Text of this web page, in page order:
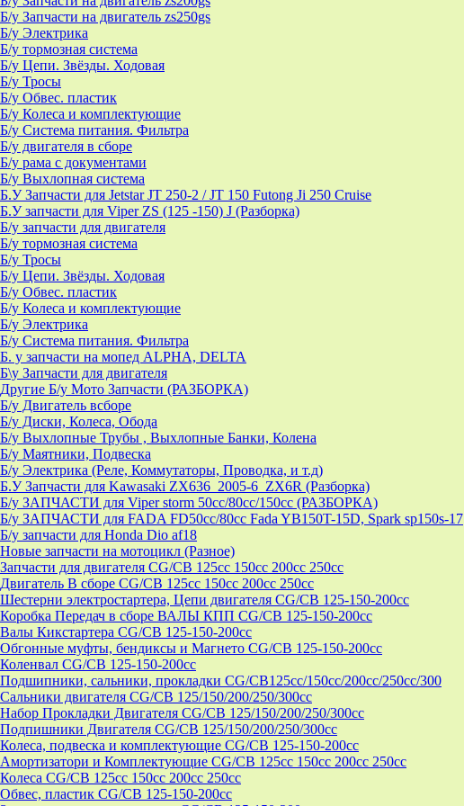
Б/у Запчасти на двигатель zs250gs
Б/у Электрика
Б/у тормозная система
Б/у Цепи. Звёзды. Ходовая
Б/у Тросы
Б/у Обвес. пластик
Б/у Колеса и комплектующие
Б/у Система питания. Фильтра
Б/у двигателя в сборе
Б/у рама с документами
Б/у Выхлопная система
Б.У Запчасти для Jetstar JT 250-2 / JT 150 Futong Ji 250 Cruise
Б.У запчасти для Viper ZS (125 -150) J (Разборка)
Б/у запчасти для двигателя
Б/у тормозная система
Б/у Тросы
Б/у Цепи. Звёзды. Ходовая
Б/у Обвес. пластик
Б/у Колеса и комплектующие
Б/у Электрика
Б/у Система питания. Фильтра
Б. у запчасти на мопед ALPHA, DELTA
Б\у Запчасти для двигателя
Другие Б/у Мото Запчасти (РАЗБОРКА)
Б/у Двигатель всборе
Б/у Диски, Колеса, Обода
Б/у Выхлопные Трубы , Выхлопные Банки, Колена
Б/у Маятники, Подвеска
Б/у Электрика (Реле, Коммутаторы, Проводка, и т.д)
Б.У Запчасти для Kawasaki ZX636_2005-6_ZX6R (Разборка)
Б/у ЗАПЧАСТИ для Viper storm 50cc/80cc/150cc (РАЗБОРКА)
Б/у ЗАПЧАСТИ для FADA FD50cc/80cc Fada YB150T-15D, Spark sp150s-17
Б/у запчасти для Honda Dio af18
Новые запчасти на мотоцикл (Разное)
Запчасти для двигателя CG/CB 125cc 150cc 200cc 250cc
Двигатель В сборе CG/CB 125cc 150cc 200cc 250cc
Шестерни электростартера, Цепи двигателя CG/CB 125-150-200cc
Коробка Передач в сборе ВАЛЫ КПП CG/CB 125-150-200cc
Валы Кикстартера CG/CB 125-150-200cc
Обгонные муфты, бендиксы и Магнето CG/CB 125-150-200cc
Коленвал CG/CB 125-150-200cc
Подшипники, сальники, прокладки CG/CB125сс/150cc/200cc/250cc/300
Сальники двигателя CG/CB 125/150/200/250/300cc
Набор Прокладки Двигателя CG/CB 125/150/200/250/300cc
Подпишники Двигателя CG/CB 125/150/200/250/300cc
Колеса, подвеска и комплектующие CG/CB 125-150-200cc
Амортизатори и Комплектующие CG/CB 125cc 150cc 200cc 250cc
Колеса CG/CB 125cc 150cc 200cc 250cc
Обвес, пластик CG/CB 125-150-200cc